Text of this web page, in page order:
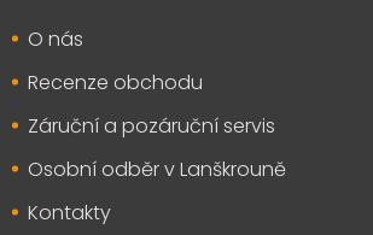
O nás
Recenze obchodu
Záruční a pozáruční servis
Osobní odběr v Lanškrouně
Kontakty